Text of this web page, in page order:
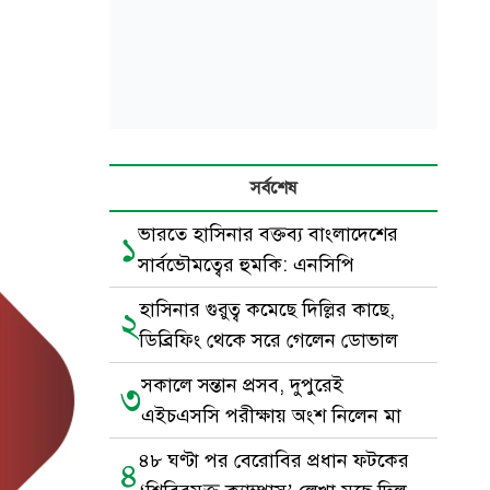
সর্বশেষ
১ভারতে হাসিনার বক্তব্য বাংলাদেশের
সার্বভৌমত্বের হুমকি: এনসিপি
২হাসিনার গুরুত্ব কমেছে দিল্লির কাছে,
ডিব্রিফিং থেকে সরে গেলেন ডোভাল
৩সকালে সন্তান প্রসব, দুপুরেই
এইচএসসি পরীক্ষায় অংশ নিলেন মা
৪৪৮ ঘণ্টা পর বেরোবির প্রধান ফটকের